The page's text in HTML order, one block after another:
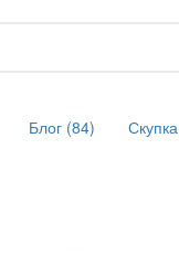
Блог (84) Скупка